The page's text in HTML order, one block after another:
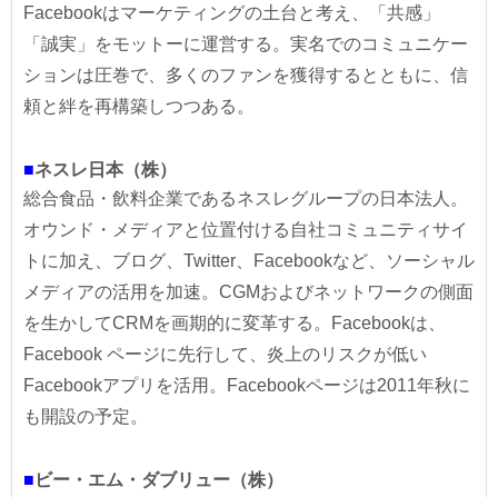
Facebookはマーケティングの土台と考え、「共感」
「誠実」をモットーに運営する。実名でのコミュニケー
ションは圧巻で、多くのファンを獲得するとともに、信
頼と絆を再構築しつつある。
■ネスレ日本（株）
総合食品・飲料企業であるネスレグループの日本法人。
オウンド・メディアと位置付ける自社コミュニティサイ
トに加え、ブログ、Twitter、Facebookなど、ソーシャル
メディアの活用を加速。CGMおよびネットワークの側面
を生かしてCRMを画期的に変革する。Facebookは、
Facebook ページに先行して、炎上のリスクが低い
Facebookアプリを活用。Facebookページは2011年秋に
も開設の予定。
■ ビー・エム・ダブリュー（株）